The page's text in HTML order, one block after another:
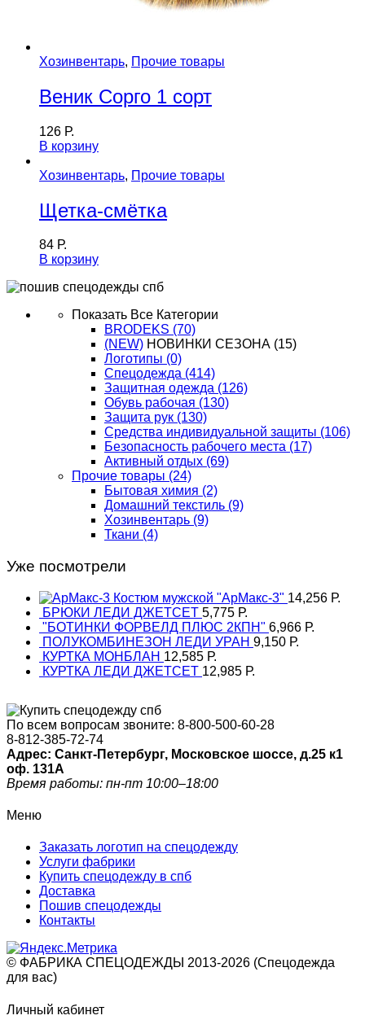
Хозинвентарь, Прочие товары
Веник Сорго 1 сорт
126 Р.
В корзину
Хозинвентарь, Прочие товары
Щетка-смётка
84 Р.
В корзину
Показать Все Категории
BRODEKS (70)
(NEW) НОВИНКИ СЕЗОНА (15)
Логотипы (0)
Спецодежда (414)
Защитная одежда (126)
Обувь рабочая (130)
Защита рук (130)
Средства индивидуальной защиты (106)
Безопасность рабочего места (17)
Активный отдых (69)
Прочие товары (24)
Бытовая химия (2)
Домашний текстиль (9)
Хозинвентарь (9)
Ткани (4)
Уже посмотрели
Костюм мужской "АрМакс-3" 14,256 Р.
БРЮКИ ЛЕДИ ДЖЕТСЕТ 5,775 Р.
"БОТИНКИ ФОРВЕЛД ПЛЮС 2КПН" 6,966 Р.
ПОЛУКОМБИНЕЗОН ЛЕДИ УРАН 9,150 Р.
КУРТКА МОНБЛАН 12,585 Р.
КУРТКА ЛЕДИ ДЖЕТСЕТ 12,985 Р.
По всем вопросам звоните: 8-800-500-60-28
8-812-385-72-74
Адрес: Санкт-Петербург, Московское шоссе, д.25 к1
оф. 131A
Время работы: пн-пт 10:00–18:00
Меню
Заказать логотип на спецодежду
Услуги фабрики
Купить спецодежду в спб
Доставка
Пошив спецодежды
Контакты
© ФАБРИКА СПЕЦОДЕЖДЫ 2013-2026 (Спецодежда
для вас)
Личный кабинет